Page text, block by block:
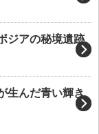
ジアの秘境遺跡
生んだ青い輝き